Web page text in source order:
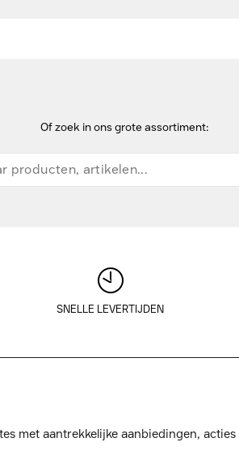
Of zoek in ons grote assortiment:
SNELLE LEVERTIJDEN
met aantrekkelijke aanbiedingen,